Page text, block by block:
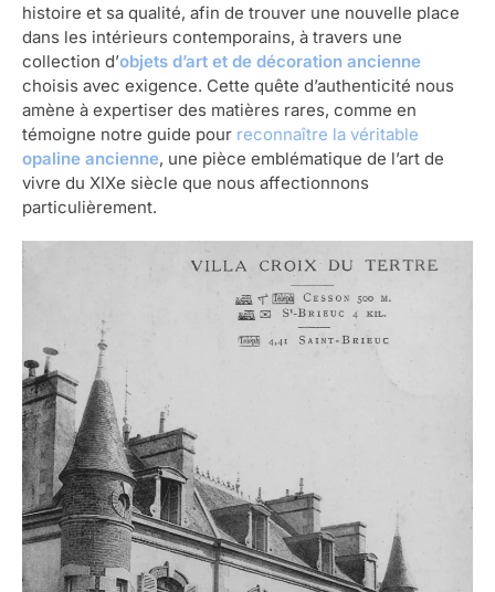
histoire et sa qualité, afin de trouver une nouvelle place
dans les intérieurs contemporains, à travers une
collection d’objets d’art et de décoration ancienne
choisis avec exigence. Cette quête d’authenticité nous
amène à expertiser des matières rares, comme en
témoigne notre guide pour reconnaître la véritable
opaline ancienne, une pièce emblématique de l’art de
vivre du XIXe siècle que nous affectionnons
particulièrement.